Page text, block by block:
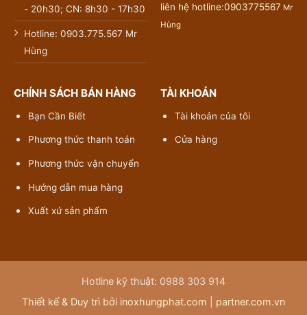
- 20h30; CN: 8h30 - 17h30
Hotline: 0903.775.567 Mr
Hùng
liên hệ hotline:0903775567 Mr
Hùng
CHÍNH SÁCH BÁN HÀNG
Bạn Cần Biết
Phương thức thanh toán
Phương thức vận chuyển
Hướng dẫn mua hàng
Xuất xứ sản phẩm
TÀI KHOẢN
Tài khoản của tôi
Cửa hàng
Hotline kỹ thuật: 0988 303 914
Thiết kế & Duy trì bởi inoxhungphat.com | partner.com.vn